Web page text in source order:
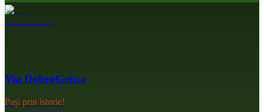
Via DobroGetica
Pași prin istorie!